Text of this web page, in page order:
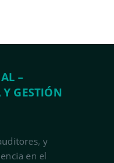
–
GESTIÓN
y
en el